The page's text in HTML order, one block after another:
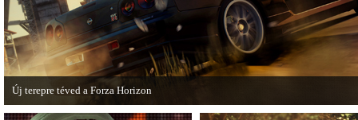
is közzétettek.
Új terepre téved a Forza Horizon